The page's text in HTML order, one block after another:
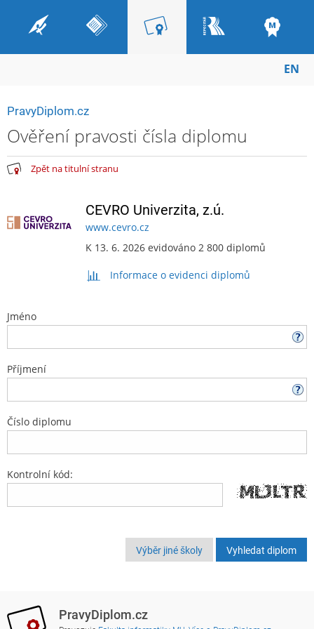
EN
PravyDiplom.cz
Ověření pravosti čísla diplomu
Zpět na titulní stranu
CEVRO Univerzita, z.ú.
www.cevro.cz
K 13. 6. 2026 evidováno 2 800 diplomů
Informace o evidenci diplomů
Jméno
Příjmení
Číslo diplomu
Kontrolní kód:
Výběr jiné školy
PravyDiplom.cz